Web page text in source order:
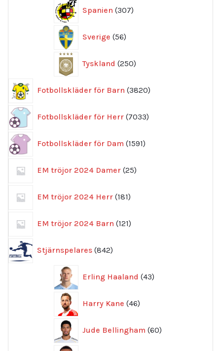
Spanien 307
produkter
Sverige 56
produkter
Tyskland 250
produkter
Fotbollskläder för Barn 3820
produkter
Fotbollskläder för Herr 7033
produkter
Fotbollskläder för Dam 1591
produkter
EM tröjor 2024 Damer 25
produkter
EM tröjor 2024 Herr 181
produkter
EM tröjor 2024 Barn 121
produkter
Stjärnspelares 842
produkter
Erling Haaland 43
produkter
Harry Kane 46
produkter
Jude Bellingham 60
produkter